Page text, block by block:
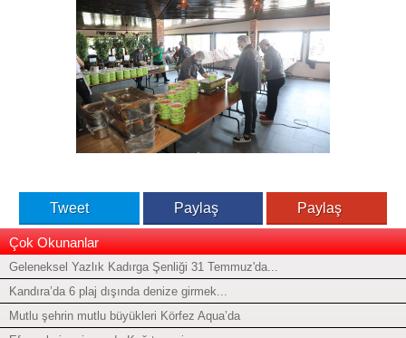
Tweet Paylaş Paylaş
Çok Okunanlar
Geleneksel Yazlık Kadırga Şenliği 31 Temmuz'da...
Kandıra’da 6 plaj dışında denize girmek...
Mutlu şehrin mutlu büyükleri Körfez Aqua’da